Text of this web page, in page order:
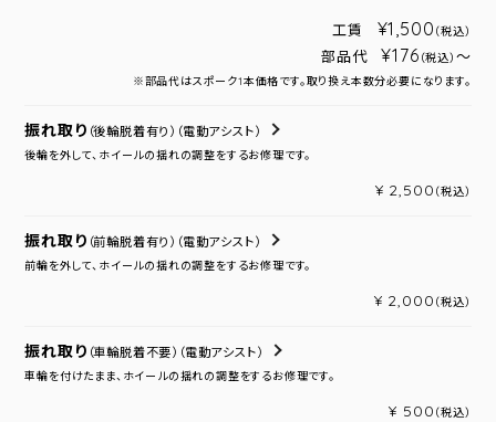
工賃 ¥1,500 （税込）
部品代 ¥176 （税込） ～
※部品代はスポーク1本価格です。取り換え本数分必要になります。
振れ取り （後輪脱着有り） （電動アシスト）
後輪を外して、ホイールの揺れの調整をするお修理です。
¥ 2,500 （税込）
振れ取り （前輪脱着有り） （電動アシスト）
前輪を外して、ホイールの揺れの調整をするお修理です。
¥ 2,000 （税込）
振れ取り （車輪脱着不要） （電動アシスト）
車輪を付けたまま、ホイールの揺れの調整をするお修理です。
¥ 500 （税込）